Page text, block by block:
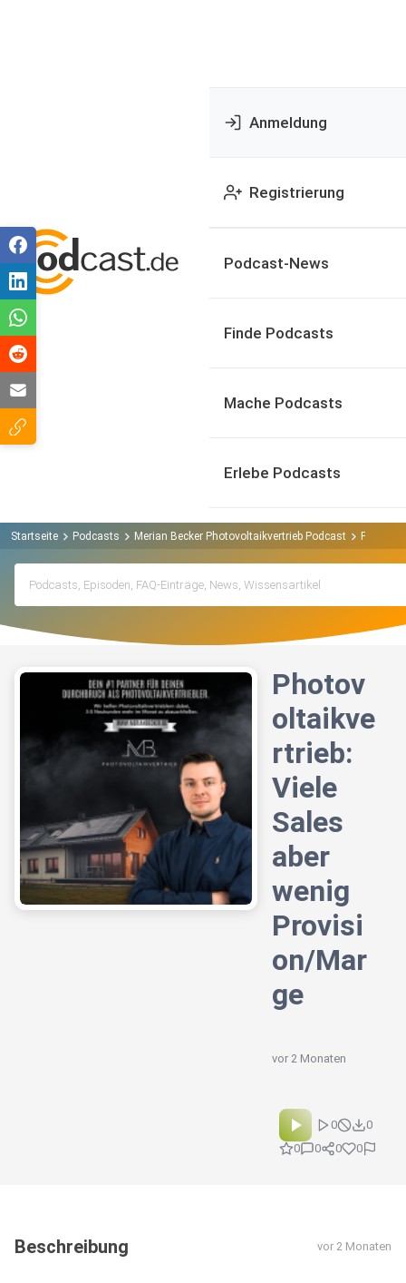
Anmeldung
Registrierung
Podcast-News
Finde Podcasts
Mache Podcasts
Erlebe Podcasts
Startseite Podcasts Merian Becker Photovoltaikvertrieb Podcast
Photov
oltaikve
rtrieb:
Viele
Sales
aber
wenig
Provisi
on/Mar
ge
vor 2 Monaten
0
0
0
0 0 0
Beschreibung vor 2 Monaten